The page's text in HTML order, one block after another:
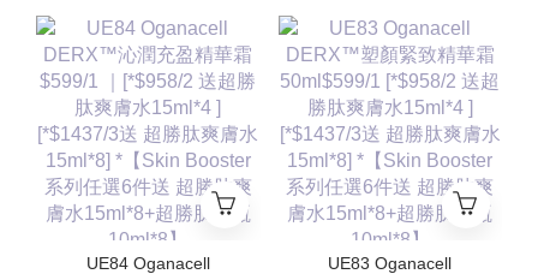
UE84 Oganacell
UE83 Oganacell